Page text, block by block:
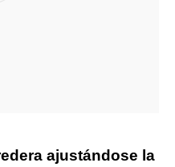
ajustándose la